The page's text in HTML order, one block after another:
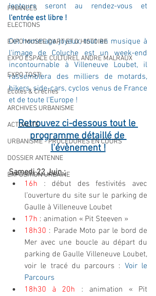
FINANCES
ELECTIONS
EXPO MUSEE D'ART ET D'HISTOIRE
EXPO ESPACE CULTUREL ANDRE MALRAUX
EXPO TOSTI
Écoles & Crèches
ARCHIVES URBANISME
ACTUALITÉ
URBANISME - PROCEDURES EN COURS
DOSSIER ANTENNE
EXPOSITION URBAINE
l'entrée est libre !
Cet hommage joyeux, tout en musique à
l'image de Coluche est un week-end
incontournable à Villeneuve Loubet, il
rassemblera
des milliers de motards,
bikers, side-cars, cyclos venus de France
et de toute l'Europe !
Retrouvez ci-dessous tout le
programme détaillé de
l'évènement !
Samedi 22 Juin :
16h : début des festivités avec
l’ouverture du site sur le parking de
Gaulle à Villeneuve Loubet
17h : animation « Pit Steeven »
18h30 : Parade Moto par le bord de
Mer avec une boucle au départ du
parking de Gaulle Villeneuve Loubet,
voir le tracé du parcours : Voir le
Parcours
18h30 à 20h : animation « Pit